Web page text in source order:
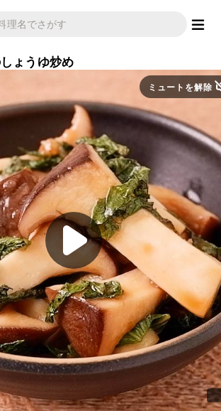
ょうゆ炒め
ミュートを解除